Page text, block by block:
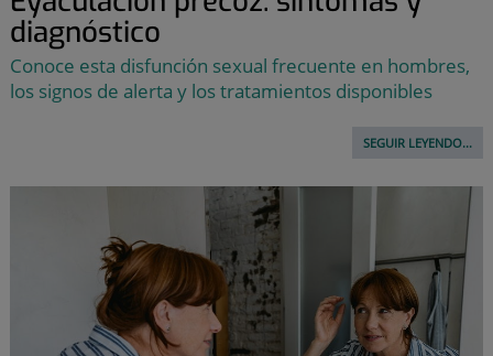
diagnóstico
Conoce esta disfunción sexual frecuente en hombres,
los signos de alerta y los tratamientos disponibles
SEGUIR LEYENDO...